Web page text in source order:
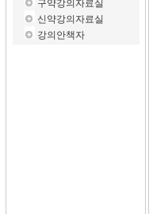
구약강의자료실
신약강의자료실
강의안책자